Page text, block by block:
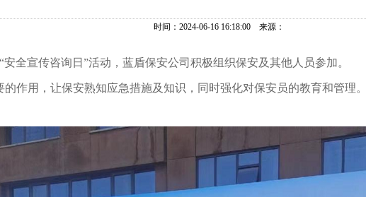
时间：2024-06-16 16:18:00 来源：
全宣传咨询日”活动，蓝盾保安公司积极组织保安及其他人员参加。
作用，让保安熟知应急措施及知识，同时强化对保安员的教育和管理